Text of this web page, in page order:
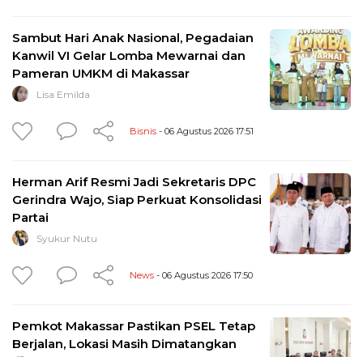
Sambut Hari Anak Nasional, Pegadaian
Kanwil VI Gelar Lomba Mewarnai dan
Pameran UMKM di Makassar
Lisa Emilda
Bisnis - 06 Agustus 2026 17:51
Herman Arif Resmi Jadi Sekretaris DPC
Gerindra Wajo, Siap Perkuat Konsolidasi
Partai
Syukur Nutu
News - 06 Agustus 2026 17:50
Pemkot Makassar Pastikan PSEL Tetap
Berjalan, Lokasi Masih Dimatangkan